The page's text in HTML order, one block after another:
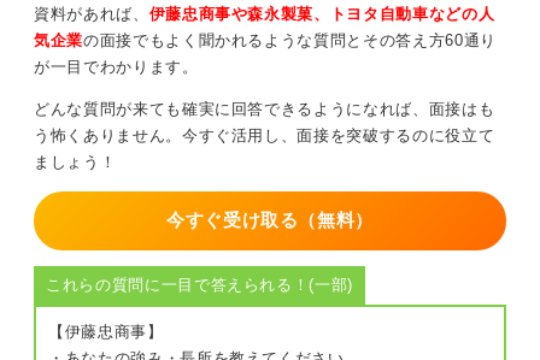
心掛けています」とするのはいかがでしょうか。
0
資料があれば、 伊藤忠商事や森永製菓、トヨタ自動車などの人
気企業の面接でもよく聞かれるような質問とその答え方60通り
が一目でわかります。
どんな質問が来ても確実に回答できるようになれば、面接はも
う怖くありません。今すぐ活用し、面接を突破するのに役立て
ましょう！
今すぐ受け取る（無料）
これらの質問に一目で答えられる！(一部)
【伊藤忠商事】